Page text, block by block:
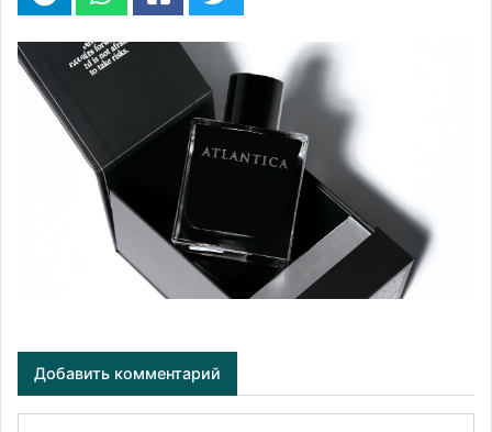
Добавить комментарий